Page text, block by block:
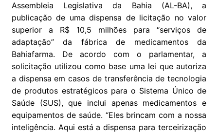
Assembleia Legislativa da Bahia (AL-BA), a
publicação de uma dispensa de licitação no valor
superior a R$ 10,5 milhões para “serviços de
adaptação” da fábrica de medicamentos da
Bahiafarma. De acordo com o parlamentar, a
solicitação utilizou como base uma lei que autoriza
a dispensa em casos de transferência de tecnologia
de produtos estratégicos para o Sistema Único de
Saúde (SUS), que inclui apenas medicamentos e
equipamentos de saúde. “Eles brincam com a nossa
inteligência. Aqui está a dispensa para terceirização